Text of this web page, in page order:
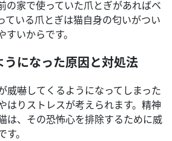
の家で使っていた爪とぎがあればベ
ている爪とぎは猫自身の匂いがつい
いからです。
うになった原因と対処法
威嚇してくるようになってしまった
はりストレスが考えられます。精神
は、その恐怖心を排除するために威
。